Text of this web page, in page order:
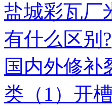
盐城彩瓦厂
有什么区别?
国内外修补
类（1）开